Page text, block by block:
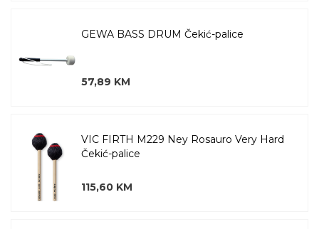
GEWA BASS DRUM Čekić-palice
57,89 KM
VIC FIRTH M229 Ney Rosauro Very Hard
Čekić-palice
115,60 KM